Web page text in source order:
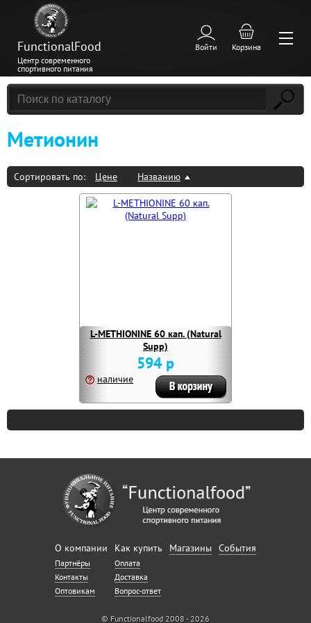
FunctionalFood
Центр современного
спортивного питания
Войти Корзина
Метионин
Сортировать по: Цене Названию
L-METHIONINE 60 кап. (Natural
Supp)
594 р
наличие
О компании
Партнёры
Контакты
Оптовикам
Как купить
Оплата
Доставка
Вопрос-ответ
Магазины События
© Functionalfood 2008 - 2026